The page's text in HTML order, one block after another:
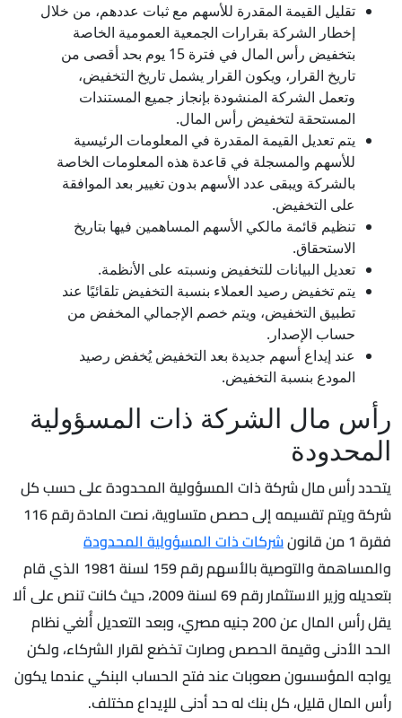
تقليل القيمة المقدرة للأسهم مع ثبات عددهم، من خلال
إخطار الشركة بقرارات الجمعية العمومية الخاصة
بتخفيض رأس المال في فترة 15 يوم بحد أقصى من
تاريخ القرار، ويكون القرار يشمل تاريخ التخفيض،
وتعمل الشركة المنشودة بإنجاز جميع المستندات
المستحقة لتخفيض رأس المال.
يتم تعديل القيمة المقدرة في المعلومات الرئيسية
للأسهم والمسجلة في قاعدة هذه المعلومات الخاصة
بالشركة ويبقى عدد الأسهم بدون تغيير بعد الموافقة
على التخفيض.
تنظيم قائمة مالكي الأسهم المساهمين فيها بتاريخ
الاستحقاق.
تعديل البيانات للتخفيض ونسبته على الأنظمة.
يتم تخفيض رصيد العملاء بنسبة التخفيض تلقائيًا عند
تطبيق التخفيض، ويتم خصم الإجمالي المخفض من
حساب الإصدار.
عند إيداع أسهم جديدة بعد التخفيض يُخفض رصيد
المودع بنسبة التخفيض.
رأس مال الشركة ذات المسؤولية
المحدودة
يتحدد رأس مال شركة ذات المسؤولية المحدودة على حسب كل
شركة ويتم تقسيمه إلى حصص متساوية، نصت المادة رقم 116
فقرة 1 من قانون
شركات ذات المسؤولية المحدودة
والمساهمة والتوصية بالأسهم رقم 159 لسنة 1981 الذي قام
بتعديله وزير الاستثمار رقم 69 لسنة 2009، حيث كانت تنص على ألا
يقل رأس المال عن 200 جنيه مصري، وبعد التعديل أُلغي نظام
الحد الأدنى وقيمة الحصص وصارت تخضع لقرار الشركاء، ولكن
يواجه المؤسسون صعوبات عند فتح الحساب البنكي عندما يكون
رأس المال قليل، كل بنك له حد أدنى للإيداع مختلف.